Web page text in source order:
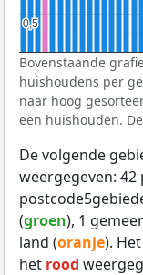
0,5
0,5
Bovenstaande
huishoudens per
naar hoog
een huishouden.
De volgende
weergegeven:
(groen), 1
land (oranje).
het rood